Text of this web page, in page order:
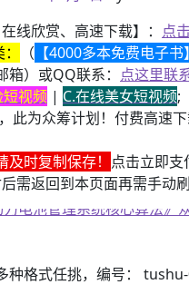
线欣赏、高速下载】： 点
（ 【4000多本免费电子
）或QQ联系： 点这里联
视频 | C.在线美女短视频;
此为众筹计划！付费高速
时复制保存！ 点击立即
需返回到本页面再需手动刷
电池管理系统核心算法》众
格式任挑，编号：